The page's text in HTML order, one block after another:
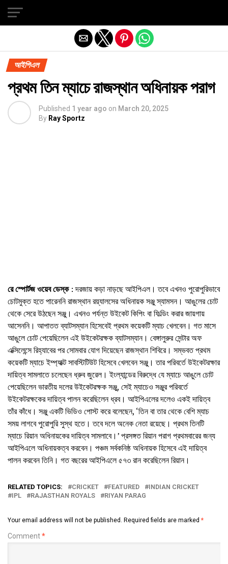
আইপিএল
প্রথম তিন ম্যাচে রাজস্থান অধিনায়ক পরাগ
Published 1 year ago on March 20, 2025
By Ray Sportz
রে স্পোর্টজ ওয়েব ডেস্ক: দরজায় কড়া নাড়ছে আইপিএল। তবে এখনও পুরোপুরিভাবে
চোটমুক্ত হতে পারেননি রাজস্থান রয়্যালসের অধিনায়ক সঞ্জু স্যামসন। আঙুলের চোট
থেকে সেরে উঠছেন সঞ্জু। এখনও পর্যন্ত উইকেট কিপিং বা ফিল্ডিং করার জায়গায়
আসেননি। আপাতত ব্যাটসম্যান হিসেবেই প্রথম কয়েকটি ম্যাচ খেলবেন। গত মাসে
আঙুলে চোট পেয়েছিলেন এই উইকেটরক্ষক ব্যাটসম্যান। বেঙ্গালুরুর সেন্টার অফ
এক্সিলেন্সে রিহ্যাবের পর সোমবার যোগ দিয়েছেন রাজস্থান শিবিরে। সম্ভবত প্রথম
কয়েকটি ম্যাচে ইম্প্যাক্ট সাবস্টিটিউট হিসেবে খেলবেন সঞ্জু। তার পরিবর্তে উইকেটরক্ষার
দায়িত্ব সামলাতে চলেছেন ধ্রুব জুরেল। ইংল্যান্ডের বিরুদ্ধে যে ম্যাচে আঙুলে চোট
পেয়েছিলেন ভারতীয় দলের উইকেটরক্ষক সঞ্জু, সেই ম্যাচেও সঞ্জুর পরিবর্তে
উইকেটরক্ষকের দায়িত্ব পালন করেছিলেন ধ্রব। আইপিএলের দলেও একই দায়িত্ব
তাঁর কাঁধে। সঞ্জু একটি ভিডিও পোস্ট করে বলেছেন, ‘তিন বা তার থেকে বেশি ম্যাচ
সময় লাগবে পুরোপুরি সুস্থ হতে। তবে দলে অনেক নেতা রয়েছে। প্রথম তিনটি
ম্যাচে রিয়ান অধিনায়কের দায়িত্ব সামলাবে।’ প্রসঙ্গত রিয়ান পরাগ প্রথমবারের জন্য
আইপিএলে অধিনায়কত্ব করবেন। পঞ্চম সর্বকনিষ্ঠ অধিনায়ক হিসেবে এই দায়িত্ব
পালন করবেন তিনি। গত বছরের আইপিএলে ৫৭৩ রান করেছিলেন রিয়ান।
RELATED TOPICS: CRICKET FEATURED
INDIAN CRICKET
IPL
RAJASTHAN ROYALS RIYAN PARAG
Your email address will not be published. Required fields are marked *
Comment*